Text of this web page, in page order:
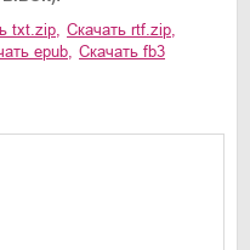
txt.zip Скачать rtf.zip
epub Скачать fb3